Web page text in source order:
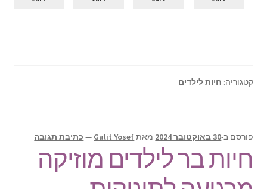
קטגוריה: חיות לילדים
פורסם ב-30 באוקטובר 2024 מאתGalit Yosef
— כתיבת תגובה
חיות בר לילדים מוזיקה